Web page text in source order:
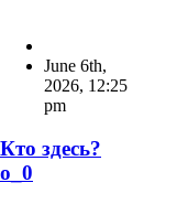
June 6th,
2026, 12:25
pm
Кто здесь?
о_0